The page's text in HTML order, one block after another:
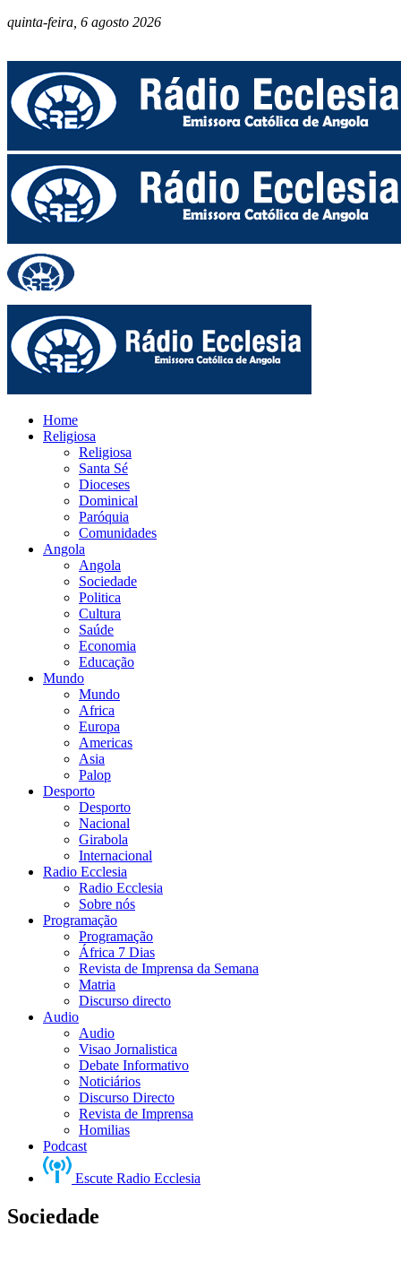
quinta-feira, 6 agosto 2026
Home
Religiosa
Religiosa
Santa Sé
Dioceses
Dominical
Paróquia
Comunidades
Angola
Angola
Sociedade
Politica
Cultura
Saúde
Economia
Educação
Mundo
Mundo
Africa
Europa
Americas
Asia
Palop
Desporto
Desporto
Nacional
Girabola
Internacional
Radio Ecclesia
Radio Ecclesia
Sobre nós
Programação
Programação
África 7 Dias
Revista de Imprensa da Semana
Matria
Discurso directo
Audio
Audio
Visao Jornalistica
Debate Informativo
Noticiários
Discurso Directo
Revista de Imprensa
Homilias
Podcast
Escute Radio Ecclesia
Sociedade